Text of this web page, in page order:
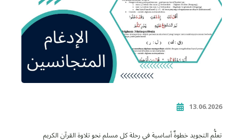
13.06.2026
تعلُّم التجويد خطوةٌ أساسية في رحلة كل مسلم نحو تلاوة القرآن الكريم